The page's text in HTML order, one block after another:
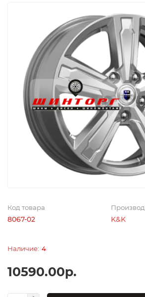
Код товара
8067-02 K&K
4
10590.00р.